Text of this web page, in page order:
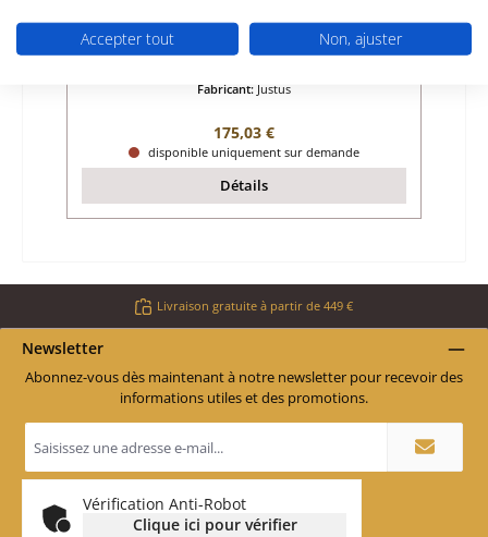
Référence du produit:01002777
Fabricant: Justus
Prix régulier :
175,03 €
disponible uniquement sur demande
Détails
Livraison gratuite à partir de 449 €
Newsletter
Abonnez-vous dès maintenant à notre newsletter pour recevoir des
informations utiles et des promotions.
e-
mail
*
Vérification Anti-Robot
Clique ici pour vérifier
Accepter tout Non, ajuster